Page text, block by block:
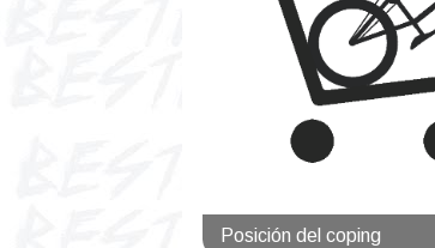
Posición del coping